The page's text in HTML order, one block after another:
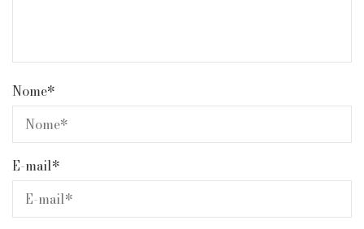
Nome*
E-mail*